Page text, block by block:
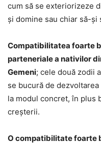
cum să se exteriorizeze
și domine sau chiar să-
Compatibilitatea foarte
parteneriale a nativilor
Gemeni; cele două zodii
se bucură de
la modul concret, în plus
creșterii.
O compatibilitate foarte